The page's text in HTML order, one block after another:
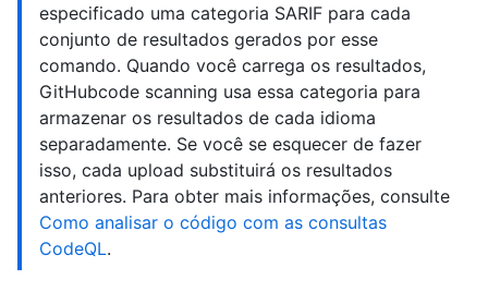
especificado uma categoria SARIF para cada
conjunto de resultados gerados por esse
comando. Quando você carrega os resultados,
GitHubcode scanning usa essa categoria para
armazenar os resultados de cada idioma
separadamente. Se você se esquecer de fazer
isso, cada upload substituirá os resultados
anteriores. Para obter mais informações, consulte
Como analisar o código com as consultas
CodeQL.